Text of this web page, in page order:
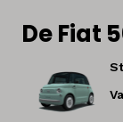
De Fiat